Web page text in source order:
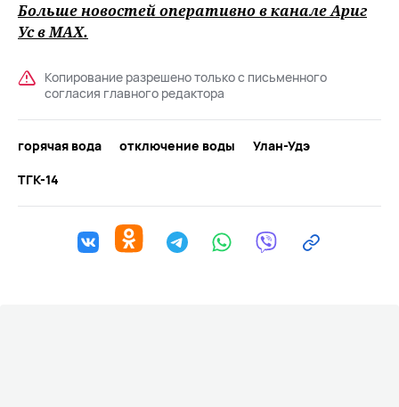
Больше новостей оперативно в канале Ариг
Ус вMAХ.
Копирование разрешено только с письменного
согласия главного редактора
горячая вода отключение воды
Улан-Удэ
ТГК-14